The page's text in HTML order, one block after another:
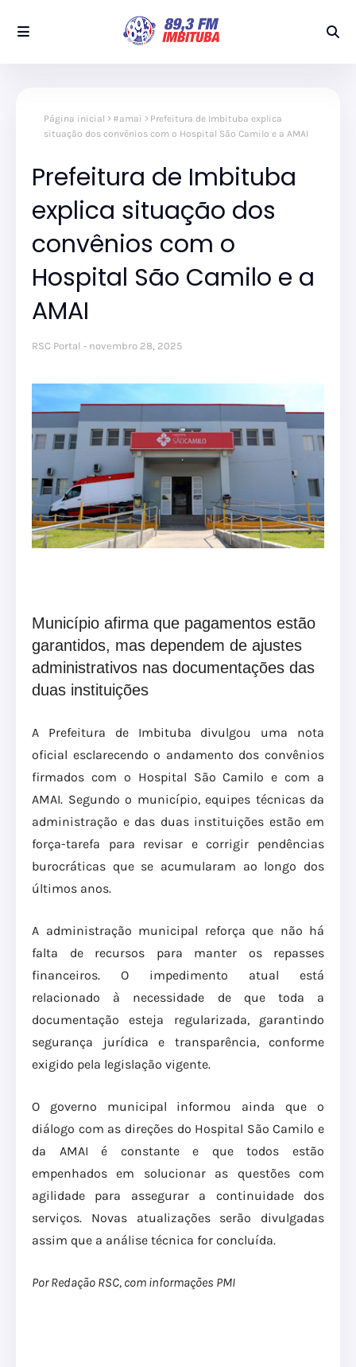
Página inicial #amai
Prefeitura de Imbituba explica
situação dos convênios com o Hospital São Camilo e a AMAI
Prefeitura de Imbituba
explica situação dos
convênios com o
Hospital São Camilo e a
AMAI
RSC Portal novembro 28, 2025
Município afirma que pagamentos estão
garantidos, mas dependem de ajustes
administrativos nas documentações das
duas instituições
A Prefeitura de Imbituba divulgou uma nota
oficial esclarecendo o andamento dos convênios
firmados com o Hospital São Camilo e com a
AMAI. Segundo o município, equipes técnicas da
administração e das duas instituições estão em
força-tarefa para revisar e corrigir pendências
burocráticas que se acumularam ao longo dos
últimos anos.
A administração municipal reforça que não há
falta de recursos para manter os repasses
financeiros. O impedimento atual está
relacionado à necessidade de que toda a
documentação esteja regularizada, garantindo
segurança jurídica e transparência, conforme
exigido pela legislação vigente.
O governo municipal informou ainda que o
diálogo com as direções do Hospital São Camilo e
da AMAI é constante e que todos estão
empenhados em solucionar as questões com
agilidade para assegurar a continuidade dos
serviços. Novas atualizações serão divulgadas
assim que a análise técnica for concluída.
Por Redação RSC, com informações PMI